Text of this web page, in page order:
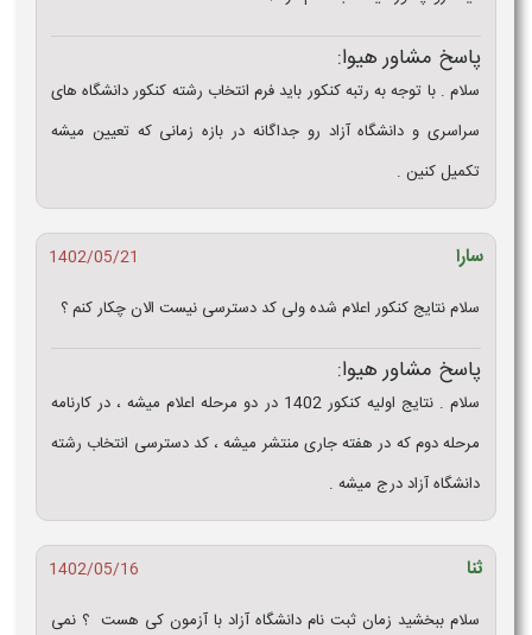
پاسخ مشاور هیوا:
سلام . با توجه به رتبه کنکور باید فرم انتخاب رشته کنکور دانشگاه های
سراسری و دانشگاه آزاد رو جداگانه در بازه زمانی که تعیین میشه
تکمیل کنین .
سارا
1402/05/21
سلام نتایج کنکور اعلام شده ولی کد دسترسی نیست الان چکار کنم ؟
پاسخ مشاور هیوا:
سلام . نتایج اولیه کنکور 1402 در دو مرحله اعلام میشه ، در کارنامه
مرحله دوم که در هفته جاری منتشر میشه ، کد دسترسی انتخاب رشته
دانشگاه آزاد درج میشه .
ثنا
1402/05/16
سلام ببخشید زمان ثبت نام دانشگاه آزاد با آزمون کی هست ؟ نمی